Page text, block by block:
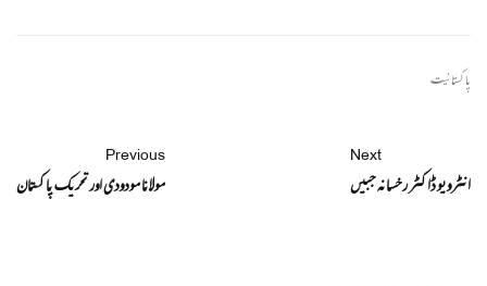
پاکستانیت
Previous
مولانا مودودی اور تحریک پاکستان
Next
انٹرویو ڈاکٹر رخسانہ جبیں